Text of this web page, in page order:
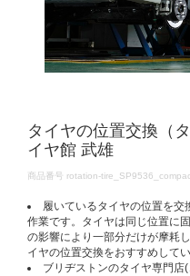
タイヤの位置交換（
イヤ館 武雄
DETAILS
商品番号 rotation-
履いているタイヤの位置を交
作業です。タイヤは同じ位置に
の影響により一部分だけが摩耗
イヤの位置交換をおすすめしてい
ブリヂストンのタイヤ専門